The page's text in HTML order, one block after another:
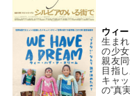
ウィ
生ま
の少
親友
目指
キャ
の“真